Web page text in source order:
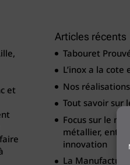
et
Articles récents
Tabouret
L’inox a la cote
Nos
Tout savoir sur
Focus sur le
métallier, entre
innovation
La Manufacture